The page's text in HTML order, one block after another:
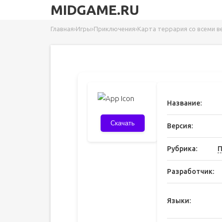
MIDGAME.RU
Главная›Игры›Приключения›Карта террария со всеми
Скачать
Название:
Версия:
Рубрика:
Разработчик:
Языки: